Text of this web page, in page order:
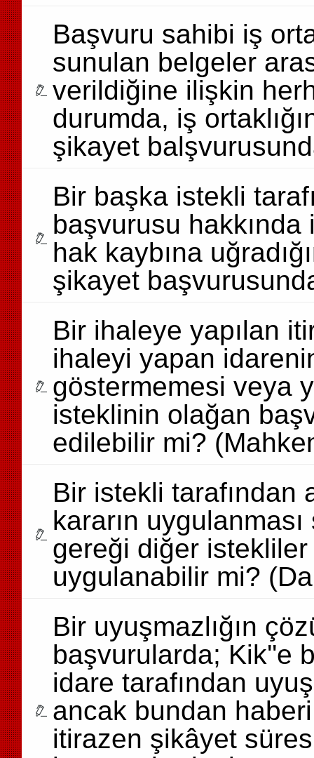
Başvuru sahibi iş
sunulan belgeler
verildiğine ilişkin
durumda, iş
şikayet
Bir başka istekli
başvurusu
hak kaybına
şikayet
Bir ihaleye yapılan
ihaleyi yapan
göstermemesi veya
isteklinin olağan
edilebilir mi?
Bir istekli tarafından
kararın
gereği diğer
uygulanabilir mi?
Bir uyuşmazlığın
başvurularda; Kik''e
idare tarafından
ancak bundan
itirazen şikâyet